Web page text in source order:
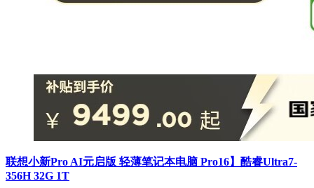
联想小新Pro AI元启版 轻薄笔记本电脑 Pro16】酷睿Ultra7-
356H 32G 1T